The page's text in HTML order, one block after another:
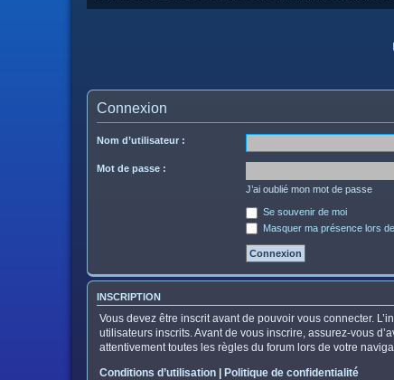
Connexion
Nom d’utilisateur :
Mot de passe :
J’ai oublié mon mot de passe
Se souvenir de moi
Masquer ma présence lors
INSCRIPTION
Vous devez être inscrit avant de pouvoir vous connecter.
utilisateurs inscrits. Avant de vous inscrire, assurez-vous
attentivement toutes les règles du forum lors de votre
Conditions d’utilisation | Politique de confidentialité